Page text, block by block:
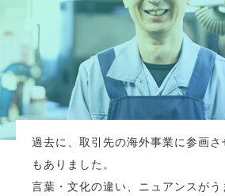
過去に、取引先の海外事業に参画さ
もありました。
言葉・文化の違い、ニュアンスが